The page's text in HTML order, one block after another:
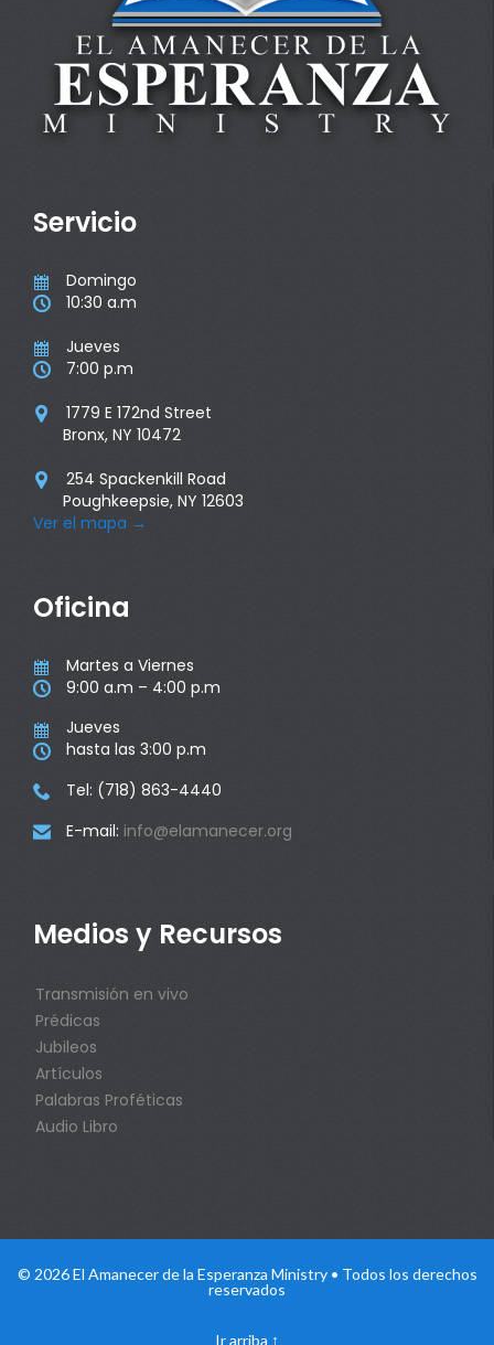
Servicio
 Domingo
 10:30 a.m
 Jueves
 7:00 p.m

1779 E 172nd Street
Bronx, NY 10472

254 Spackenkill Road
Poughkeepsie, NY 12603
Ver el mapa →
Oficina
 Martes a Viernes
 9:00 a.m – 4:00 p.m
 Jueves
 hasta las 3:00 p.m
 Tel: (718) 863-4440
 E-mail: info@elamanecer.org
Medios y Recursos
Transmisión en vivo
Prédicas
Jubileos
Artículos
Palabras Proféticas
Audio Libro
© 2026 El Amanecer de la Esperanza Ministry • Todos los derechos
reservados
Ir arriba ↑